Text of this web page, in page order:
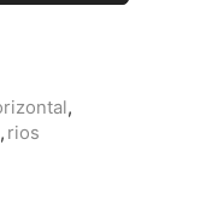
,
, rios